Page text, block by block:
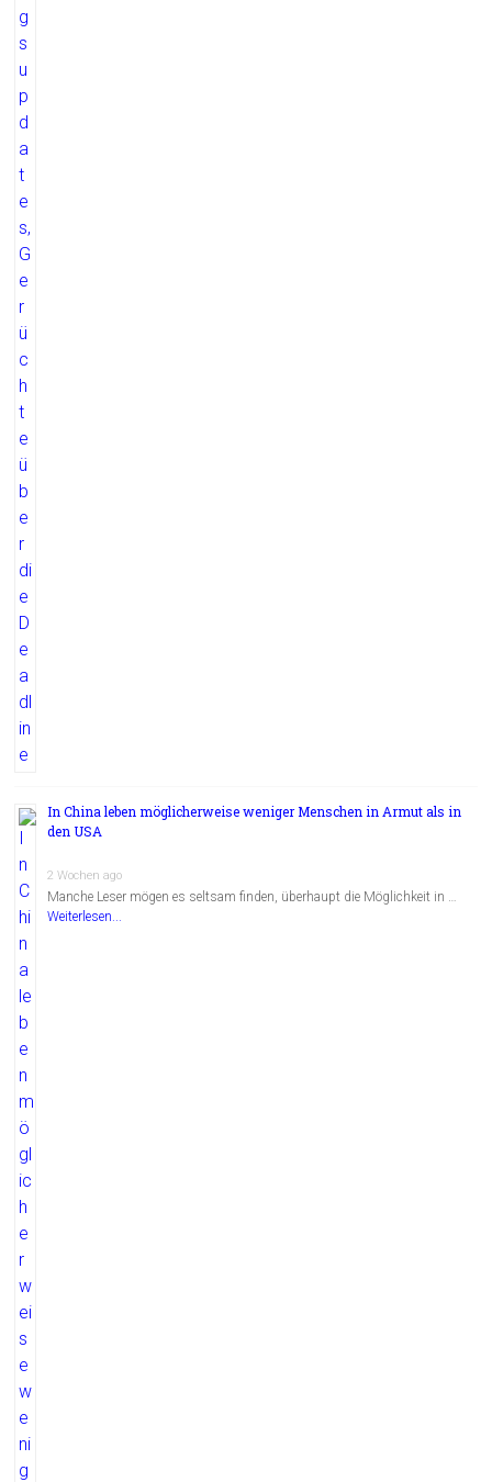
In China leben möglicherweise weniger Menschen in Armut als in
den USA
2 Wochen ago
Manche Leser mögen es seltsam finden, überhaupt die Möglichkeit in …
Weiterlesen...